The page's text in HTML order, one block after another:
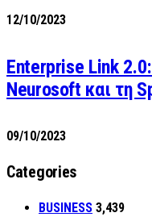
12/10/2023
Enterprise Link
Neurosoft και τη
09/10/2023
Categories
BUSINESS 3,439